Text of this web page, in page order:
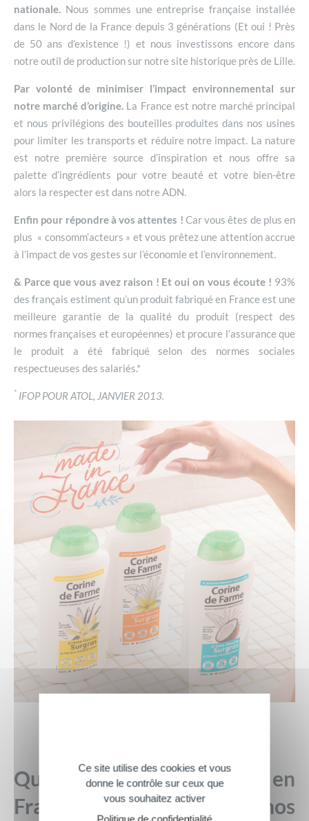
nationale. Nous sommes une entreprise française installée
dans le Nord de la France depuis 3 générations (Et oui ! Près
de 50 ans d’existence !) et nous investissons encore dans
notre outil de production sur notre site historique près de Lille.
Par volonté de minimiser l’impact environnemental sur
notre marché d’origine. La France est notre marché principal
et nous privilégions des bouteilles produites dans nos usines
pour limiter les transports et réduire notre impact. La nature
est notre première source d’inspiration et nous offre sa
palette d’ingrédients pour votre beauté et votre bien-être
alors la respecter est dans notre ADN.
Enfin pour répondre à vos attentes ! Car vous êtes de plus en
plus « consomm’acteurs » et vous prêtez une attention accrue
à l’impact de vos gestes sur l’économie et l’environnement.
& Parce que vous avez raison ! Et oui on vous écoute ! 93%
des français estiment qu’un produit fabriqué en France est une
meilleure garantie de la qualité du produit (respect des
normes françaises et européennes) et procure l’assurance que
le produit a été fabriqué selon des normes sociales
respectueuses des salariés.*
* IFOP POUR ATOL, JANVIER 2013.
Que signifie le « Fabriqué en
France » apposé sur nos
Ce site utilise des cookies et vous
donne le contrôle sur ceux que
vous souhaitez activer